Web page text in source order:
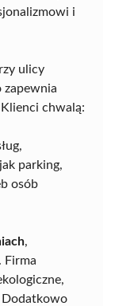
i
ulicy
zapewnia
chwalą:
parking,
osób
,
Firma
Dodatkowo